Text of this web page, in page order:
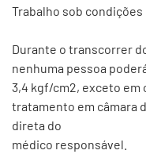
Trabalho sob condições
Durante o transcorrer
nenhuma pessoa
3,4 kgf/cm2, exceto em
tratamento em câmara
direta do
médico responsável.